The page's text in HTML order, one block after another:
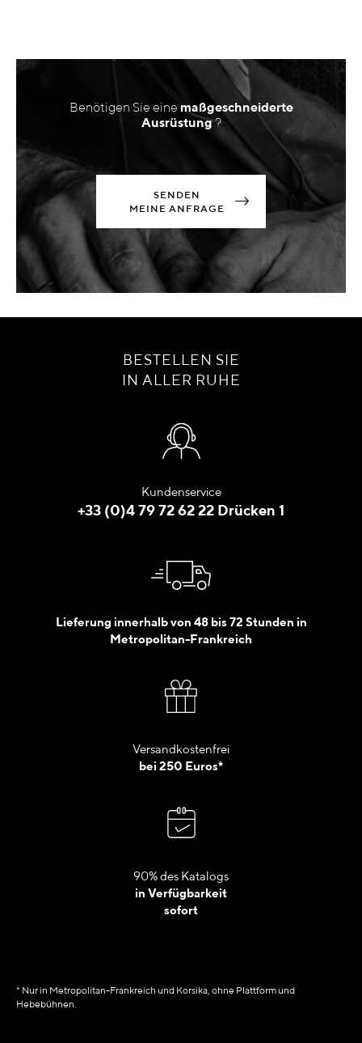
Benötigen Sie einemaßgeschneiderte
Ausrüstung?
SENDEN
MEINE ANFRAGE
BESTELLEN SIE
IN ALLER RUHE
Kundenservice
+33 (0)4 79 72 62 22 Drücken 1
Lieferung innerhalb von 48 bis 72 Stunden in
Metropolitan-Frankreich
Versandkostenfrei
bei 250 Euros*
90% des Katalogs
in Verfügbarkeit
sofort
* Nur in Metropolitan-Frankreich und Korsika, ohne Plattform und
Hebebühnen.